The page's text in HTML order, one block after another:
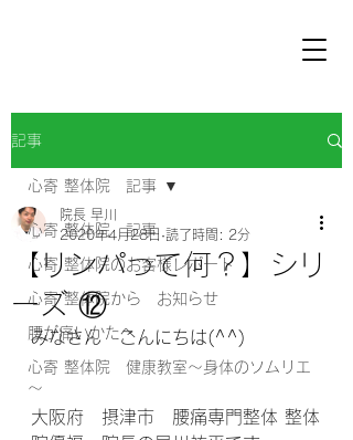
記事
心寄 整体院 記事
心寄 整体院のお客様レポート
心寄 整体院から お知らせ
腰が痛いかたへ
心寄 整体院 健康教室～身体のソムリエ
～
心寄 整体院 記事
【リンパって何？】シリ
ーズ ⑫
院長 早川
2020年4月28日 読了時間: 2分
みなさん　こんにちは(^^)
大阪府　摂津市　腰痛専門整体 整体